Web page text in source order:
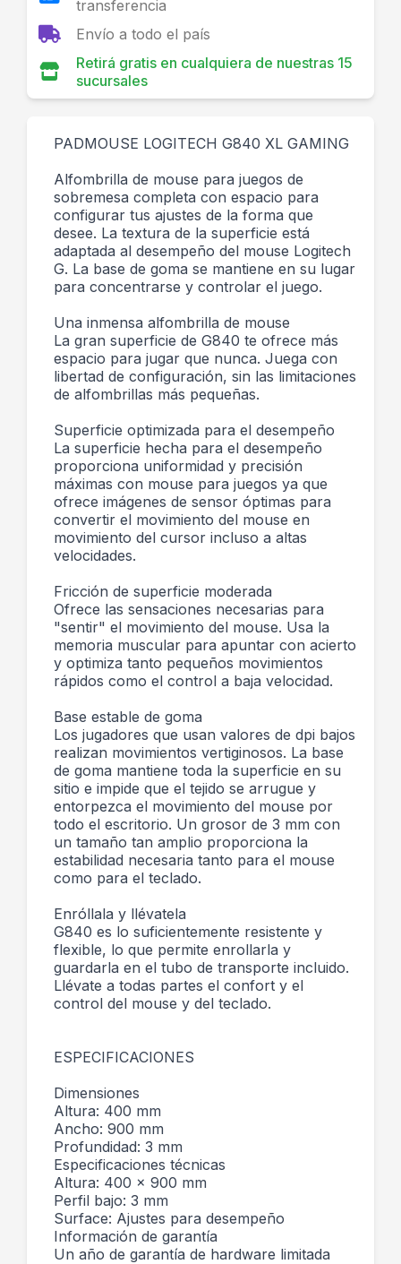
transferencia
Envío a todo el país
Retirá gratis en cualquiera de nuestras 15
sucursales
PADMOUSE LOGITECH G840 XL GAMING
Alfombrilla de mouse para juegos de
sobremesa completa con espacio para
configurar tus ajustes de la forma que
desee. La textura de la superficie está
adaptada al desempeño del mouse Logitech
G. La base de goma se mantiene en su lugar
para concentrarse y controlar el juego.
Una inmensa alfombrilla de mouse
La gran superficie de G840 te ofrece más
espacio para jugar que nunca. Juega con
libertad de configuración, sin las limitaciones
de alfombrillas más pequeñas.
Superficie optimizada para el desempeño
La superficie hecha para el desempeño
proporciona uniformidad y precisión
máximas con mouse para juegos ya que
ofrece imágenes de sensor óptimas para
convertir el movimiento del mouse en
movimiento del cursor incluso a altas
velocidades.
Fricción de superficie moderada
Ofrece las sensaciones necesarias para
"sentir" el movimiento del mouse. Usa la
memoria muscular para apuntar con acierto
y optimiza tanto pequeños movimientos
rápidos como el control a baja velocidad.
Base estable de goma
Los jugadores que usan valores de dpi bajos
realizan movimientos vertiginosos. La base
de goma mantiene toda la superficie en su
sitio e impide que el tejido se arrugue y
entorpezca el movimiento del mouse por
todo el escritorio. Un grosor de 3 mm con
un tamaño tan amplio proporciona la
estabilidad necesaria tanto para el mouse
como para el teclado.
Enróllala y llévatela
G840 es lo suficientemente resistente y
flexible, lo que permite enrollarla y
guardarla en el tubo de transporte incluido.
Llévate a todas partes el confort y el
control del mouse y del teclado.
ESPECIFICACIONES
Dimensiones
Altura: 400 mm
Ancho: 900 mm
Profundidad: 3 mm
Especificaciones técnicas
Altura: 400 x 900 mm
Perfil bajo: 3 mm
Surface: Ajustes para desempeño
Información de garantía
Un año de garantía de hardware limitada